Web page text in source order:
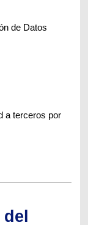
de Datos
a terceros por